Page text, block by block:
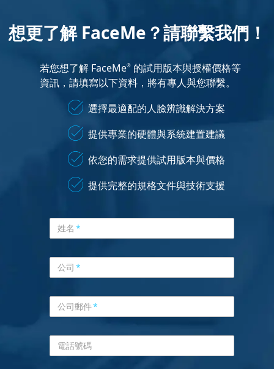
想更了解 FaceMe？請聯繫我們！
若您想了解 FaceMe®的試用版本與授權價格等
資訊，請填寫以下資料，將有專人與您聯繫。
選擇最適配的人臉辨識解決方案
提供專業的硬體與系統建置建議
依您的需求提供試用版本與價格
提供完整的規格文件與技術支援
姓名 *
公司 *
公司郵件*
電話號碼